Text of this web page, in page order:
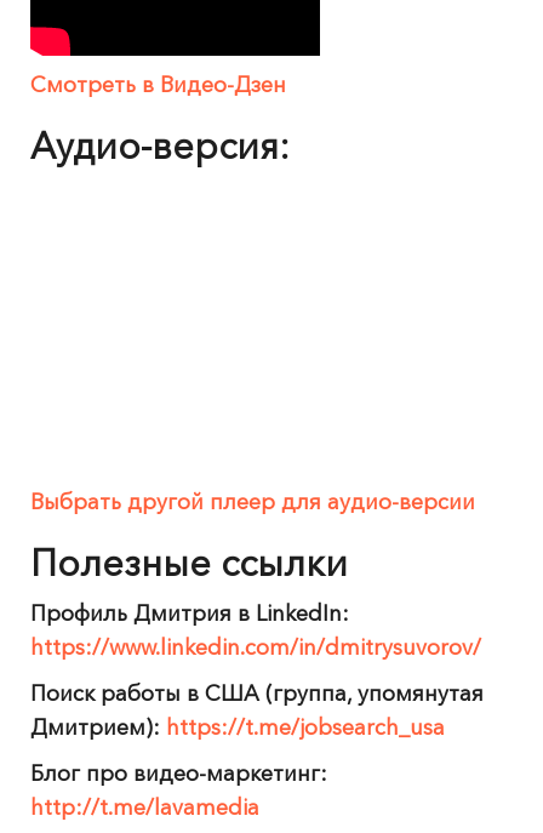
Смотреть в Видео-Дзен
Аудио-версия:
Выбрать другой плеер для аудио-версии
‍Полезные ссылки
Профиль Дмитрия в LinkedIn:
https://www.linkedin.com/in/dmitrysuvorov/
Поиск работы в США (группа, упомянутая
Дмитрием): https://t.me/jobsearch_usa
Блог про видео-маркетинг:
http://t.me/lavamedia